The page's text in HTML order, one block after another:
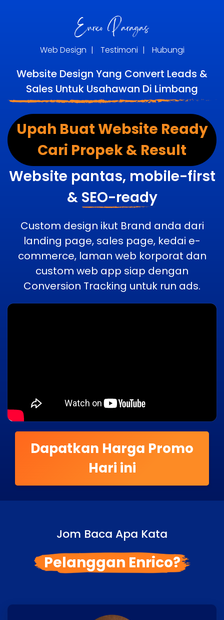
Web Design | Testimoni | Hubungi
Website Design Yang Convert Leads &
Sales Untuk Usahawan Di Limbang
Upah Buat Website Ready
Cari Propek & Result
Website pantas, mobile-first
& SEO-ready
Custom design ikut Brand anda dari
landing page, sales page, kedai e-
commerce, laman web korporat dan
custom web app siap dengan
Conversion Tracking untuk run ads.
Dapatkan Harga Promo
Hari ini
Jom Baca Apa Kata
Pelanggan Enrico?